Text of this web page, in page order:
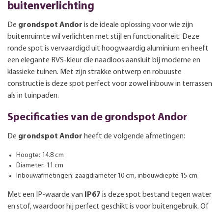
buitenverlichting
De grondspot Andor is de ideale oplossing voor wie zijn
buitenruimte wil verlichten met stijl en functionaliteit. Deze
ronde spot is vervaardigd uit hoogwaardig aluminium en heeft
een elegante RVS-kleur die naadloos aansluit bij moderne en
klassieke tuinen. Met zijn strakke ontwerp en robuuste
constructie is deze spot perfect voor zowel inbouw in terrassen
als in tuinpaden.
Specificaties van de grondspot Andor
De grondspot Andor heeft de volgende afmetingen:
Hoogte: 14.8 cm
Diameter: 11 cm
Inbouwafmetingen: zaagdiameter 10 cm, inbouwdiepte 15 cm
Met een IP-waarde van IP67 is deze spot bestand tegen water
en stof, waardoor hij perfect geschikt is voor buitengebruik. Of